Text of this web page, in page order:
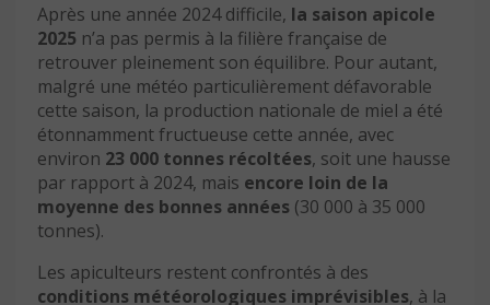
Après une année 2024 difficile, la saison apicole
2025 n’a pas permis à la filière française de
retrouver pleinement son équilibre. Pour autant,
malgré une météo particulièrement défavorable
cette saison, la production nationale de miel a été
étonnamment fructueuse cette année, avec
environ 23 000 tonnes récoltées, soit une hausse
par rapport à 2024, mais encore loin de la
moyenne des bonnes années (30 000 à 35 000
tonnes).
Les apiculteurs restent confrontés à des
conditions météorologiques imprévisibles, à la